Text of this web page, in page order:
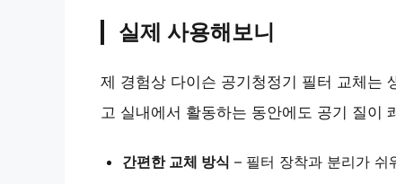
실제 사용해보니
제 경험상 다이슨 공기청정기 필터 교체는
고 실내에서 활동하는 동안에도 공기 질이
간편한 교체 방식 – 필터 장착과 분리가 쉬